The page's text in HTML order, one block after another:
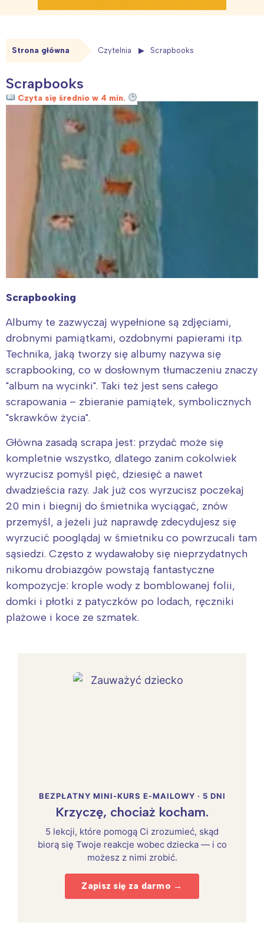
Strona główna Czytelnia Scrapbooks
Scrapbooks
Czyta się średnio w 4 min.
Scrapbooking
Albumy te zazwyczaj wypełnione są zdjęciami,
drobnymi pamiątkami, ozdobnymi papierami itp.
Technika, jaką tworzy się albumy nazywa się
scrapbooking, co w dosłownym tłumaczeniu znaczy
"album na wycinki". Taki też jest sens całego
scrapowania – zbieranie pamiątek, symbolicznych
"skrawków życia".
Główna zasadą scrapa jest: przydać może się
kompletnie wszystko, dlatego zanim cokolwiek
wyrzucisz pomyśl pięć, dziesięć a nawet
dwadzieścia razy. Jak już cos wyrzucisz poczekaj
20 min i biegnij do śmietnika wyciągać, znów
przemyśl, a jeżeli już naprawdę zdecydujesz się
wyrzucić pooglądaj w śmietniku co powrzucali tam
sąsiedzi. Często z wydawałoby się nieprzydatnych
nikomu drobiazgów powstają fantastyczne
kompozycje: krople wody z bomblowanej folii,
domki i płotki z patyczków po lodach, ręczniki
plażowe i koce ze szmatek.
BEZPŁATNY MINI-KURS E-MAILOWY · 5 DNI
Krzyczę, chociaż kocham.
5 lekcji, które pomogą Ci zrozumieć, skąd
biorą się Twoje reakcje wobec dziecka — i co
możesz z nimi zrobić.
Zapisz się za darmo →